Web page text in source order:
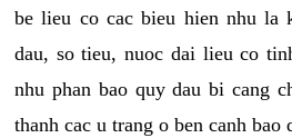
be lieu co cac bieu hien nhu la
dau, so tieu, nuoc dai lieu co
nhu phan bao quy dau bi cang
thanh cac u trang o ben canh bao